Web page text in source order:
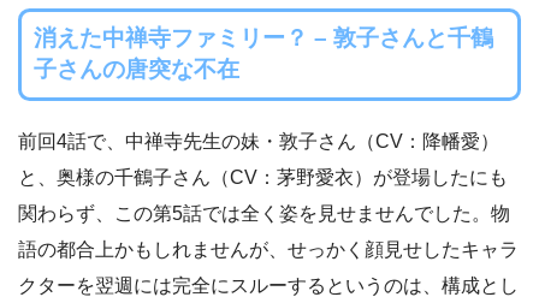
消えた中禅寺ファミリー？ – 敦子さんと千鶴
子さんの唐突な不在
前回4話で、中禅寺先生の妹・敦子さん（CV：降幡愛）
と、奥様の千鶴子さん（CV：茅野愛衣）が登場したにも
関わらず、この第5話では全く姿を見せませんでした。物
語の都合上かもしれませんが、せっかく顔見せしたキャラ
クターを翌週には完全にスルーするというのは、構成とし